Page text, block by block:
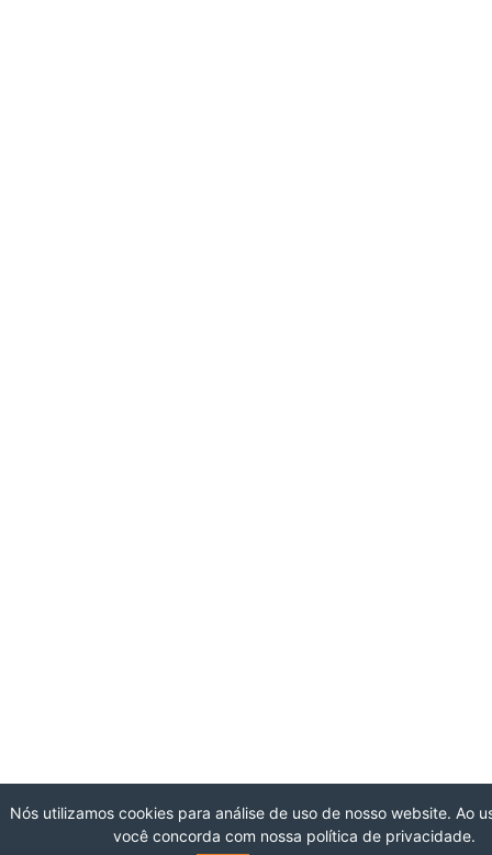
Nós utilizamos cookies para análise de uso de nosso website. Ao
você concorda com nossa política de privacidade.